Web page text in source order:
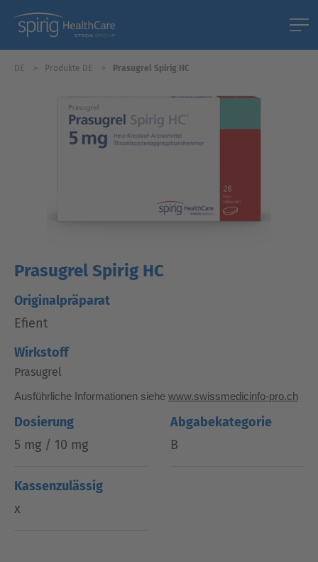
DE Produkte DE Prasugrel Spirig HC
Prasugrel Spirig HC
Originalpräparat
Efient
Wirkstoff
Prasugrel
Ausführliche Informationen siehe www.swissmedicinfo-pro.ch
Dosierung
5 mg / 10 mg
Abgabekategorie
B
Kassenzulässig
x